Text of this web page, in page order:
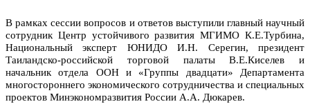
В рамках сессии вопросов и ответов выступили главный научный
сотрудник Центр устойчивого развития МГИМО К.Е.Турбина,
Национальный эксперт ЮНИДО И.Н. Серегин, президент
Таиландско-российской торговой палаты В.Е.Киселев и
начальник отдела ООН и «Группы двадцати» Департамента
многостороннего экономического сотрудничества и специальных
проектов Минэкономразвития России А.А. Дюкарев.